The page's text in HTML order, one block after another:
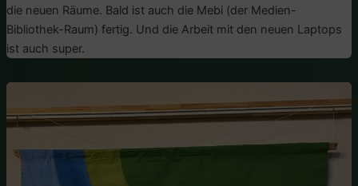
die neuen Räume. Bald ist auch die Mebi (der Medien-
Bibliothek-Raum) fertig. Und die Arbeit mit den neuen Laptops
ist auch super.